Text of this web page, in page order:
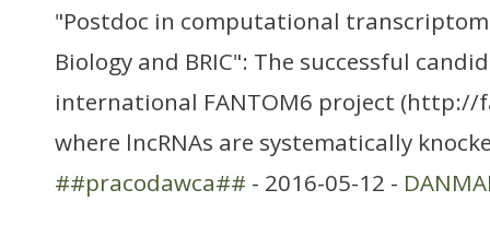
"Postdoc in computational
Biology and BRIC": The successful
international FANTOM6 project
where lncRNAs are systematically
##pracodawca## - 2016-05-12 -